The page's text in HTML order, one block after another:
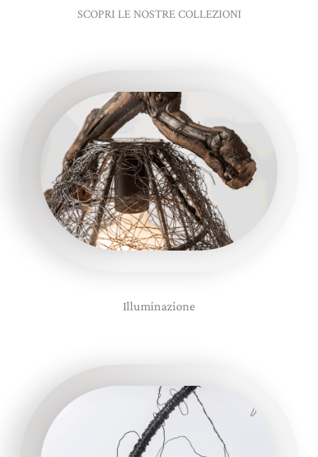
SCOPRI LE NOSTRE COLLEZIONI
Illuminazione